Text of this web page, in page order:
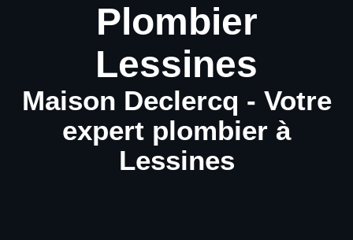
Plombier
Lessines
Maison Declercq - Votre
expert plombier à
Lessines